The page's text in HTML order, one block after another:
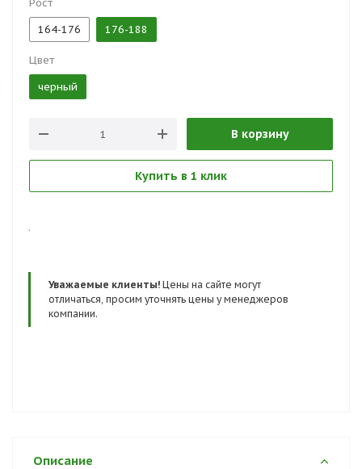
Рост
164-176
176-188
Цвет
черный
В корзину
Купить в 1 клик
.
Уважаемые клиенты! Цены на сайте могут
отличаться, просим уточнять цены у менеджеров
компании.
Описание